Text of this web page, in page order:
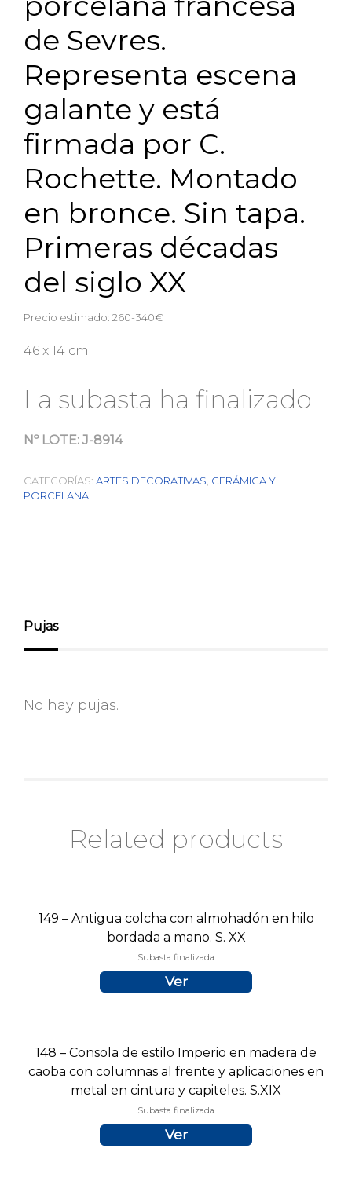
de Sevres.
Representa escena
galante y está
firmada por C.
Rochette. Montado
en bronce. Sin tapa.
Primeras décadas
del siglo XX
Precio estimado: 260-340€
46 x 14 cm
La subasta ha finalizado
Nº LOTE: J-8914
CATEGORÍAS: ARTES DECORATIVAS, CERÁMICA Y
PORCELANA
Pujas
No hay pujas.
Related products
149 – Antigua colcha con almohadón en hilo
bordada a mano. S. XX
Subasta finalizada
Ver
148 – Consola de estilo Imperio en madera de
caoba con columnas al frente y aplicaciones en
metal en cintura y capiteles. S.XIX
Subasta finalizada
Ver